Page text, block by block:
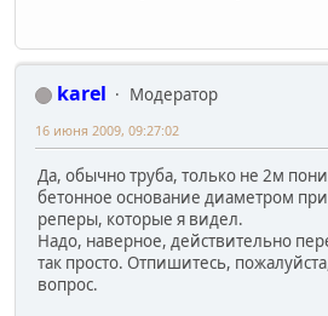
karel
Модератор
16 июня 2009, 09:27:02
Да, обычно труба, только не 2м
бетонное основание диаметром
реперы, которые я видел.
Надо, наверное, действительно
так просто. Отпишитесь,
вопрос.